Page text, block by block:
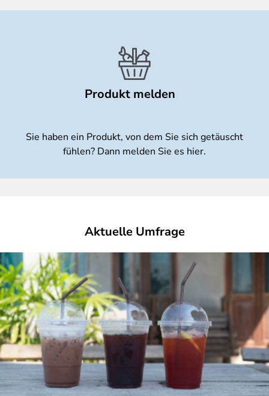
Produkt melden
Sie haben ein Produkt, von dem Sie sich getäuscht
fühlen? Dann melden Sie es hier.
Aktuelle Umfrage